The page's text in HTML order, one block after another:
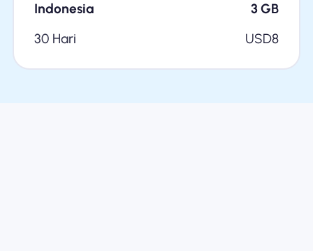
Indonesia 3 GB
30 Hari
USD8